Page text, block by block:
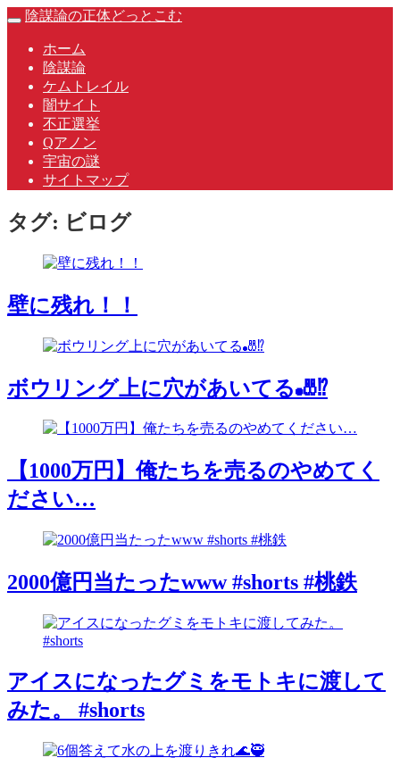
Skip
content
Toggle
陰謀論の正体どっとこむ
ホーム
陰謀論
ケムトレイル
闇サイト
不正選挙
Qアノン
宇宙の謎
サイトマップ
タグ: ビログ
壁に残れ！！
ボウリング上に穴があいてる🎳⁉️
【1000万円】俺たちを売るのやめてく
ださい…
2000億円当たったwww #shorts #桃鉄
アイスになったグミをモトキに渡して
みた。 #shorts